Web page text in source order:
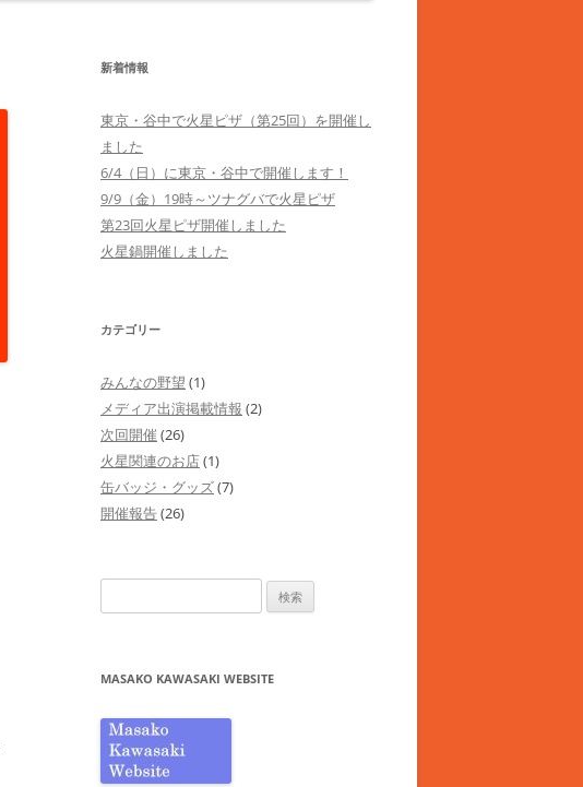
新着情報
東京・谷中で火星ピザ（第25回）を開催し
ました
6/4（日）に東京・谷中で開催します！
9/9（金）19時～ツナグバで火星ピザ
第23回火星ピザ開催しました
火星鍋開催しました
カテゴリー
みんなの野望 (1)
メディア出演掲載情報 (2)
次回開催 (26)
火星関連のお店(1)
缶バッジ・グッズ(7)
開催報告(26)
索:
MASAKO KAWASAKI WEBSITE